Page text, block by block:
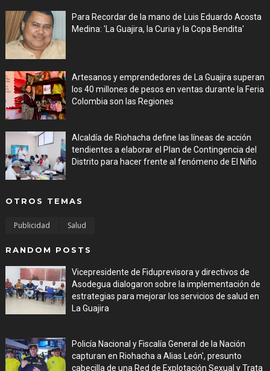
Para Recordar de la mano de Luis Eduardo Acosta
Medina: 'La Guajira, la Curia y la Copa Bendita'
Artesanos y emprendedores de La Guajira superan
los 40 millones de pesos en ventas durante la Feria
Colombia son las Regiones
Alcaldía de Riohacha define las líneas de acción
tendientes a elaborar el Plan de Contingencia del
Distrito para hacer frente al fenómeno de El Niño
OTROS TEMAS
Publicidad Salud
RANDOM POSTS
Vicepresidente de Fiduprevisora y directivos de
Asodegua dialogaron sobre la implementación de
estrategias para mejorar los servicios de salud en
La Guajira
Policía Nacional y Fiscalía General de la Nación
capturan en Riohacha a Alias León', presunto
cabecilla de una Red de Explotación Sexual y Trata